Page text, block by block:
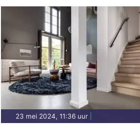
23 mei 2024, 11:36 uur|